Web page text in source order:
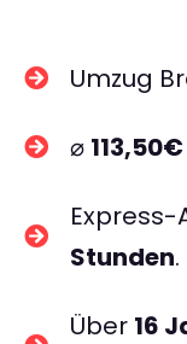
Umzug
⌀
Express-
Stunden.
Über 16